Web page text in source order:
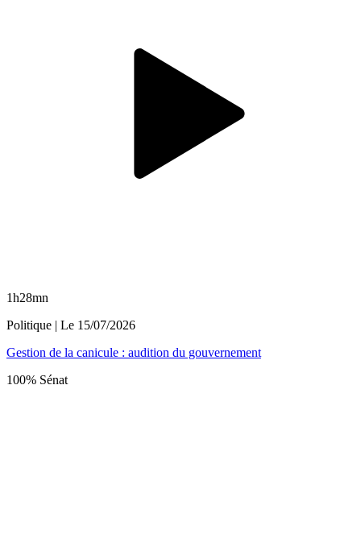
1h28mn
Politique | Le 15/07/2026
Gestion de la canicule : audition du gouvernement
100% Sénat